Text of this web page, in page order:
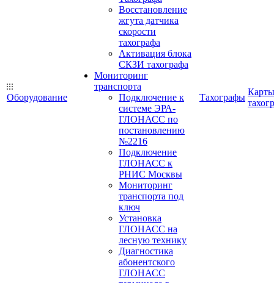
Оборудование
Восстановление
жгута датчика
скорости
тахографа
Активация блока
СКЗИ тахографа
Мониторинг
транспорта
Подключение к
системе ЭРА-
ГЛОНАСС по
постановлению
№2216
Подключение
ГЛОНАСС к
РНИС Москвы
Мониторинг
транспорта под
ключ
Установка
ГЛОНАСС на
лесную технику
Диагностика
абонентского
ГЛОНАСС
Тахографы
Карты